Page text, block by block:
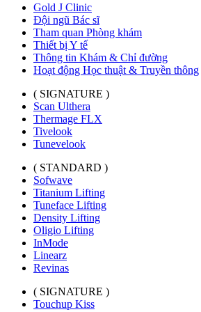
Gold J Clinic
Đội ngũ Bác sĩ
Tham quan Phòng khám
Thiết bị Y tế
Thông tin Khám & Chỉ đường
Hoạt động Học thuật & Truyền thông
( SIGNATURE )
Scan Ulthera
Thermage FLX
Tivelook
Tunevelook
( STANDARD )
Sofwave
Titanium Lifting
Tuneface Lifting
Density Lifting
Oligio Lifting
InMode
Linearz
Revinas
( SIGNATURE )
Touchup Kiss